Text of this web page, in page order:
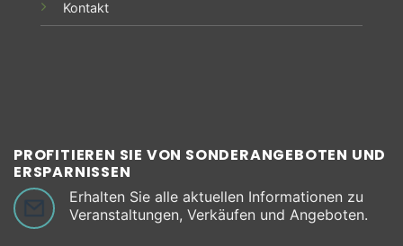
Kontakt
PROFITIEREN SIE VON SONDERANGEBOTEN UND
ERSPARNISSEN
Erhalten Sie alle aktuellen Informationen zu
Veranstaltungen, Verkäufen und Angeboten.